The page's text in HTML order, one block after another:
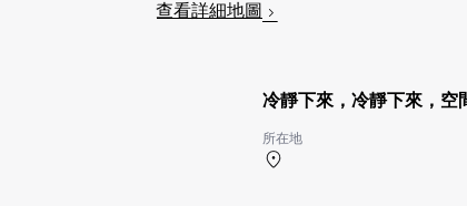
查看詳細地圖
冷靜下來，冷靜下來，空
所在地